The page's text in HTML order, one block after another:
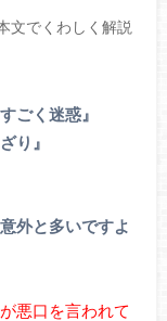
文でくわしく解説
ごく迷惑』
り』
外と多いですよ
悪口を言われて